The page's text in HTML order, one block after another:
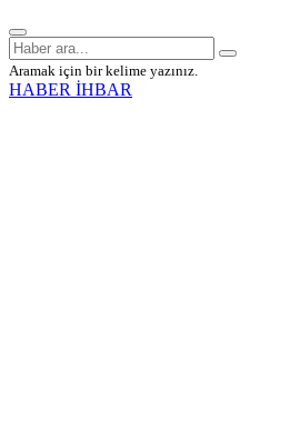
Aramak için bir kelime yazınız.
HABER İHBAR